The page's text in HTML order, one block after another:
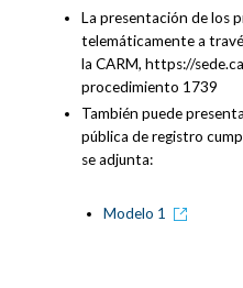
La presentación de los
telemáticamente a
la CARM, https://
procedimiento 1739
También puede
pública de registro
se adjunta:
Modelo 1